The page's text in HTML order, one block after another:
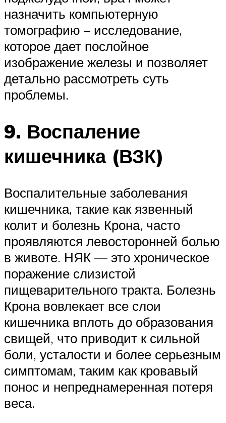
назначить компьютерную
томографию – исследование,
которое дает послойное
изображение железы и позволяет
детально рассмотреть суть
проблемы.
9. Воспаление
кишечника (ВЗК)
Воспалительные заболевания
кишечника, такие как язвенный
колит и болезнь Крона, часто
проявляются левосторонней болью
в животе. НЯК — это хроническое
поражение слизистой
пищеварительного тракта. Болезнь
Крона вовлекает все слои
кишечника вплоть до образования
свищей, что приводит к сильной
боли, усталости и более серьезным
симптомам, таким как кровавый
понос и непреднамеренная потеря
веса.